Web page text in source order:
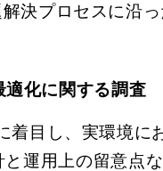
決プロセスに沿
適化に関する調査
目し、実環境に
運用上の留意点